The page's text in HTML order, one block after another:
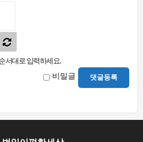
서대로 입력하세요.
비밀글 댓글등록